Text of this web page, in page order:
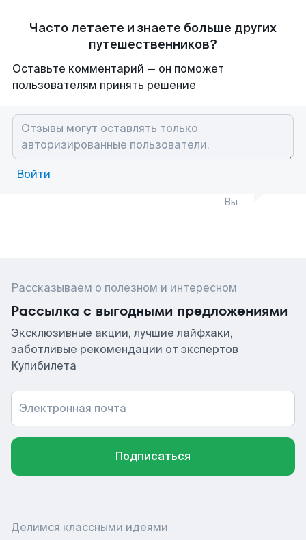
Часто летаете и знаете больше других
путешественников?
Оставьте комментарий — он поможет
пользователям принять решение
Войти
Вы
Рассказываем о полезном и интересном
Рассылка с выгодными предложениями
Эксклюзивные акции, лучшие лайфхаки,
заботливые рекомендации от экспертов
Купибилета
Электронная почта
Подписаться
Делимся классными идеями